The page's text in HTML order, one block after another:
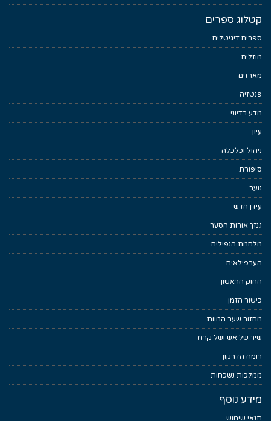
קטלוג ספרים
ספרים דיגיטלים
מוזלים
מארזים
פנטזיה
מדע בדיוני
עיון
ניהול וכלכלה
סיפורת
נוער
עידן חדש
גנזך אורות הסער
מלחמת הנפילים
הערפילאים
החוק הראשון
כישור הזמן
מחזור שער המוות
שיר של אש ושל קרח
רומח הדרקון
ממלכות נשכחות
מידע נוסף
תנאי שימוש